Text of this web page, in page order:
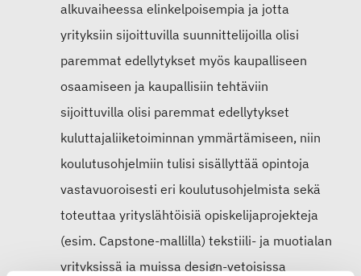
alkuvaiheessa elinkelpoisempia ja jotta
yrityksiin sijoittuvilla suunnittelijoilla olisi
paremmat edellytykset myös kaupalliseen
osaamiseen ja kaupallisiin tehtäviin
sijoittuvilla olisi paremmat edellytykset
kuluttajaliiketoiminnan ymmärtämiseen, niin
koulutusohjelmiin tulisi sisällyttää opintoja
vastavuoroisesti eri koulutusohjelmista sekä
toteuttaa yrityslähtöisiä opiskelijaprojekteja
(esim. Capstone-mallilla) tekstiili- ja muotialan
yrityksissä ja muissa design-vetoisissa